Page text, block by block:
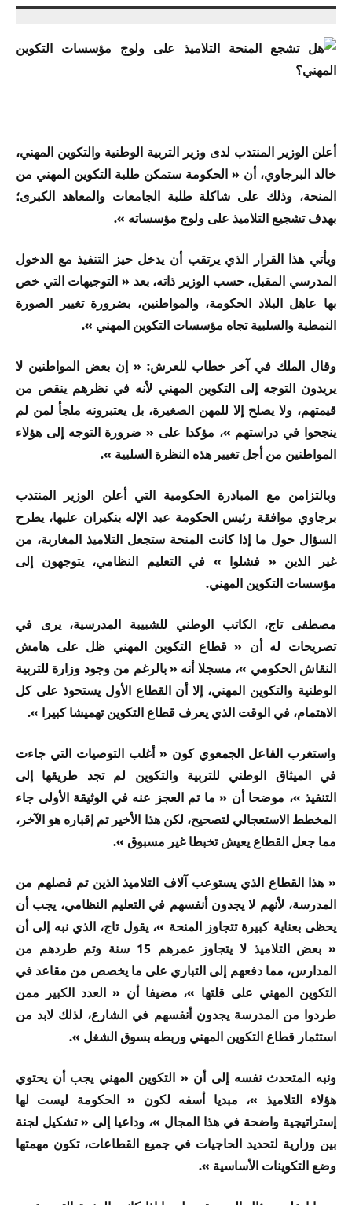
أعلن الوزير المنتدب لدى وزير التربية الوطنية والتكوين المهني،
خالد البرجاوي، أن « الحكومة ستمكن طلبة التكوين المهني من
المنحة، وذلك على شاكلة طلبة الجامعات والمعاهد الكبرى؛
بهدف تشجيع التلاميذ على ولوج مؤسساته ».
ويأتي هذا القرار الذي يرتقب أن يدخل حيز التنفيذ مع الدخول
المدرسي المقبل، حسب الوزير ذاته، بعد « التوجيهات التي خص
بها عاهل البلاد الحكومة، والمواطنين، بضرورة تغيير الصورة
النمطية والسلبية تجاه مؤسسات التكوين المهني ».
وقال الملك في آخر خطاب للعرش: « إن بعض المواطنين لا
يريدون التوجه إلى التكوين المهني لأنه في نظرهم ينقص من
قيمتهم، ولا يصلح إلا للمهن الصغيرة، بل يعتبرونه ملجأ لمن لم
ينجحوا في دراستهم »، مؤكدا على « ضرورة التوجه إلى هؤلاء
المواطنين من أجل تغيير هذه النظرة السلبية ».
وبالتزامن مع المبادرة الحكومية التي أعلن الوزير المنتدب
برجاوي موافقة رئيس الحكومة عبد الإله بنكيران عليها، يطرح
السؤال حول ما إذا كانت المنحة ستجعل التلاميذ المغاربة، من
غير الذين « فشلوا » في التعليم النظامي، يتوجهون إلى
مؤسسات التكوين المهني.
مصطفى تاج، الكاتب الوطني للشبيبة المدرسية، يرى في
تصريحات له أن « قطاع التكوين المهني ظل على هامش
النقاش الحكومي »، مسجلا أنه « بالرغم من وجود وزارة للتربية
الوطنية والتكوين المهني، إلا أن القطاع الأول يستحوذ على كل
الاهتمام، في الوقت الذي يعرف قطاع التكوين تهميشا كبيرا ».
واستغرب الفاعل الجمعوي كون « أغلب التوصيات التي جاءت
في الميثاق الوطني للتربية والتكوين لم تجد طريقها إلى
التنفيذ »، موضحا أن « ما تم العجز عنه في الوثيقة الأولى جاء
المخطط الاستعجالي لتصحيح، لكن هذا الأخير تم إقباره هو الآخر،
مما جعل القطاع يعيش تخبطا غير مسبوق ».
« هذا القطاع الذي يستوعب آلاف التلاميذ الذين تم فصلهم من
المدرسة، لأنهم لا يجدون أنفسهم في التعليم النظامي، يجب أن
يحظى بعناية كبيرة تتجاوز المنحة »، يقول تاج، الذي نبه إلى أن
« بعض التلاميذ لا يتجاوز عمرهم 15 سنة وتم طردهم من
المدارس، مما دفعهم إلى التباري على ما يخصص من مقاعد في
التكوين المهني على قلتها »، مضيفا أن « العدد الكبير ممن
طردوا من المدرسة يجدون أنفسهم في الشارع، لذلك لابد من
استثمار قطاع التكوين المهني وربطه بسوق الشغل ».
ونبه المتحدث نفسه إلى أن « التكوين المهني يجب أن يحتوي
هؤلاء التلاميذ »، مبديا أسفه لكون « الحكومة ليست لها
إستراتيجية واضحة في هذا المجال »، وداعيا إلى « تشكيل لجنة
بين وزارية لتحديد الحاجيات في جميع القطاعات، تكون مهمتها
وضع التكوينات الأساسية ».